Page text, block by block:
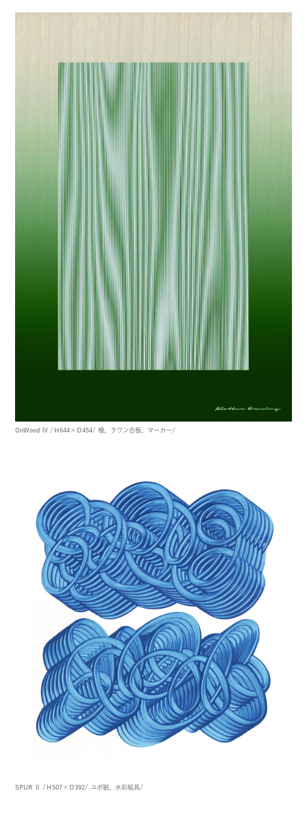
OnWood Ⅳ /Ｈ644×Ｄ454/檜、ラワン合板、マーカー/
SPUR Ⅱ /Ｈ507×Ｄ392/ ユポ紙、水彩絵具/